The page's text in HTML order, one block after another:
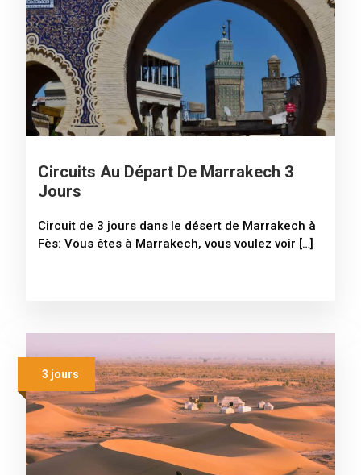
Circuits Au Départ De Marrakech 3
Jours
Circuit de 3 jours dans le désert de Marrakech à
Fès: Vous êtes à Marrakech, vous voulez voir […]
3 jours